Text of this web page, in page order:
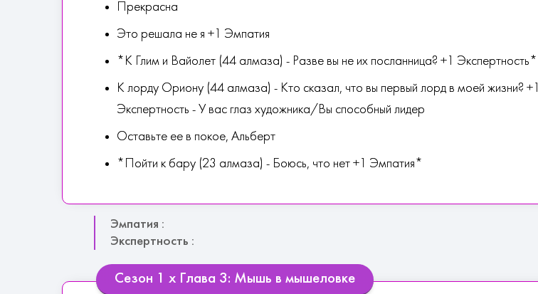
Прекрасна
Это решала не я +1 Эмпатия
*К Глим и Вайолет (44 алмаза) - Разве вы не их посланница? +1 Экспертность*
К лорду Ориону (44 алмаза) - Кто сказал, что вы первый лорд в моей жизни? +1
Экспертность - У вас глаз художника/Вы способный лидер
Оставьте ее в покое, Альберт
*Пойти к бару (23 алмаза) - Боюсь, что нет +1 Эмпатия*
Эмпатия :
Экспертность :
Сезон 1 х Глава 3: Мышь в мышеловке